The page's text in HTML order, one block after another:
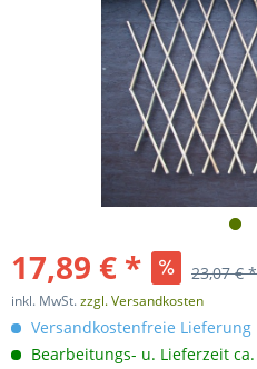
17,89 € * 23,07 € *
inkl. MwSt.zzgl. Versandkosten
Versandkostenfreie Lieferung
Bearbeitungs- u. Lieferzeit